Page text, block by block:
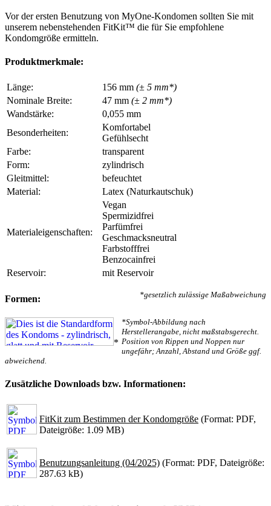
Vor der ersten Benutzung von MyOne-Kondomen sollten Sie mit
unserem nebenstehenden FitKit™ die für Sie empfohlene
Kondomgröße ermitteln.
Produktmerkmale:
Länge: 156 mm (± 5 mm*)
Nominale Breite:
47 mm (± 2 mm*)
Wandstärke:
0,055 mm
Besonderheiten:
Komfortabel
Gefühlsecht
Farbe:
transparent
Form:
zylindrisch
Gleitmittel:
befeuchtet
Material:
Latex (Naturkautschuk)
Materialeigenschaften:
Vegan
Spermizidfrei
Parfümfrei
Geschmacksneutral
Farbstofffrei
Benzocainfrei
Reservoir:
mit Reservoir
*gesetzlich zulässige Maßabweichung
Formen:
*
*Symbol-Abbildung nach
Herstellerangabe, nicht maßstabsgerecht.
Position von Rippen und Noppen nur
ungefähr; Anzahl, Abstand und Größe ggf.
abweichend.
Zusätzliche Downloads bzw. Informationen:
FitKit zum Bestimmen der Kondomgröße (Format: PDF,
Dateigröße: 1.09 MB)
Benutzungsanleitung (04/2025) (Format: PDF, Dateigröße:
287.63 kB)